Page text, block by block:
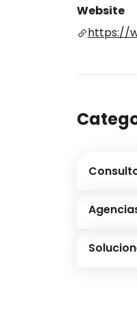
Website
https://